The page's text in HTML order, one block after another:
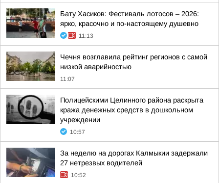
Бату Хасиков: Фестиваль лотосов – 2026:
ярко, красочно и по-настоящему душевно
11:13
Чечня возглавила рейтинг регионов с самой
низкой аварийностью
11:07
Полицейскими Целинного района раскрыта
кража денежных средств в дошкольном
учреждении
10:57
За неделю на дорогах Калмыкии задержали
27 нетрезвых водителей
10:52